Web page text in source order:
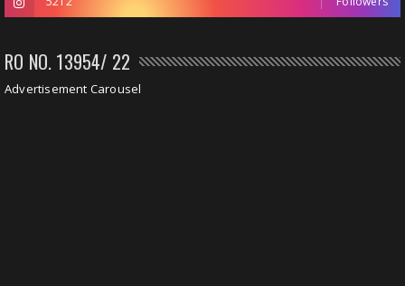
RO NO. 13954/ 22
Advertisement Carousel